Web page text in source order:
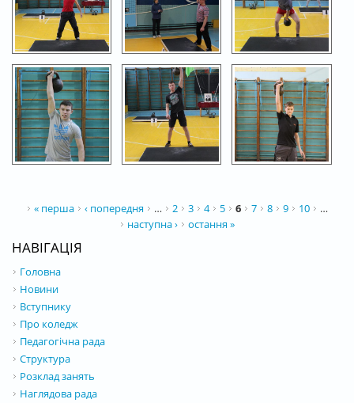
СТОРІНКИ
« перша ‹ попередня … 2 3 4 5 6 7 8 9 10
…
наступна ›
остання »
НАВІГАЦІЯ
Головна
Новини
Вступнику
Про коледж
Педагогічна рада
Структура
Розклад занять
Наглядова рада